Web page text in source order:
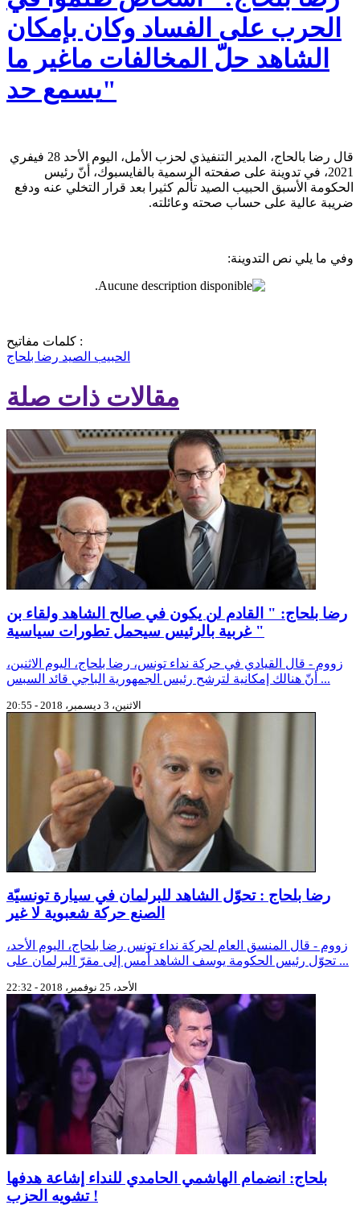
الحرب على الفساد وكان بإمكان
الشاهد حلّ المخالفات ماغير ما
يسمع حد"
قال رضا بالحاج، المدير التنفيذي لحزب الأمل، اليوم الأحد 28 فيفري
2021، في تدوينة على صفحته الرسمية بالفايسبوك، أنّ رئيس
الحكومة الأسبق الحبيب الصيد تألم كثيرا بعد قرار التخلي عنه ودفع
ضريبة عالية على حساب صحته وعائلته.
وفي ما يلي نص التدوينة:
كلمات مفاتيح :
الحبيب الصيد رضا بلحاج
مقالات ذات صلة
رضا بلحاج: " القادم لن يكون في صالح الشاهد ولقاء بن
غربية بالرئيس سيحمل تطورات سياسية "
زووم - قال القيادي في حركة نداء تونس، رضا بلحاج، اليوم الاثنين،
أنّ هنالك إمكانية لترشح رئيس الجمهورية الباجي قائد السبس ...
الاثنين، 3 ديسمبر، 2018 - 20:55
رضا بلحاج : تحوّل الشاهد للبرلمان في سيارة تونسيّة
الصنع حركة شعبوية لا غير
زووم - قال المنسق العام لحركة نداء تونس رضا بلحاج، اليوم الأحد،
تحوّل رئيس الحكومة يوسف الشاهد أمس إلى مقرّ البرلمان على ...
الأحد، 25 نوفمبر، 2018 - 22:32
بلحاج: انضمام الهاشمي الحامدي للنداء إشاعة هدفها
تشويه الحزب !